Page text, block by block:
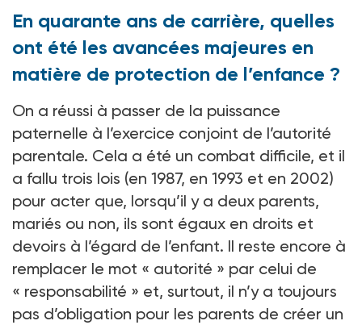
En quarante ans de carrière, quelles
ont été les avancées majeures en
matière de protection de l’enfance ?
On a réussi à passer de la puissance
paternelle à l’exercice conjoint de l’autorité
parentale. Cela a été un combat difficile, et il
a fallu trois lois (en 1987, en 1993 et en 2002)
pour acter que, lorsqu’il y a deux parents,
mariés ou non, ils sont égaux en droits et
devoirs à l’égard de l’enfant. Il reste encore à
remplacer le mot « autorité » par celui de
« responsabilité » et, surtout, il n’y a toujours
pas d’obligation pour les parents de créer un